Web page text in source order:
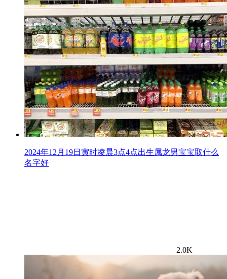
2024年12月19日寅时凌晨3点4点出生属龙男宝宝取什么
名字好
2.0K